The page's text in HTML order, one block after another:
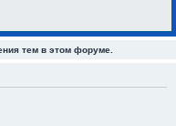
тем в этом форуме.